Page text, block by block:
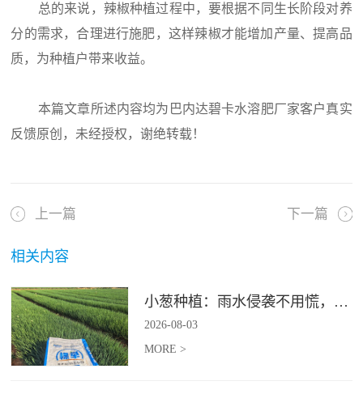
总的来说，辣椒种植过程中，要根据不同生长阶段对养
分的需求，合理进行施肥，这样辣椒才能增加产量、提高品
质，为种植户带来收益。
本篇文章所述内容均为巴内达碧卡水溶肥厂家客户真实
反馈原创，未经授权，谢绝转载！
上一篇 下一篇
相关内容
小葱种植：雨水侵袭不用慌，四招稳住小葱产量
2026-08-03
MORE >